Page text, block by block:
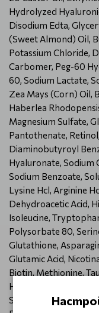
Hydrolyzed
Disodium Edta,
(Sweet Almond) Oil,
Potassium Chloride,
Carbomer, Peg-60
60, Sodium Lactate,
Zea Mays (Corn) Oil,
Haberlea
Magnesium Sulfate,
Pantothenate,
Diaminobutyroyl
Hyaluronate, Sodium
Sodium Benzoate,
Lysine Hcl, Arginine
Dehydroacetic Acid,
Isoleucine,
Polysorbate 80,
Glutathione,
Glutamic Acid,
Biotin, Methionine,
Hcl, Tocopherol,
Sodium Glucuronate,